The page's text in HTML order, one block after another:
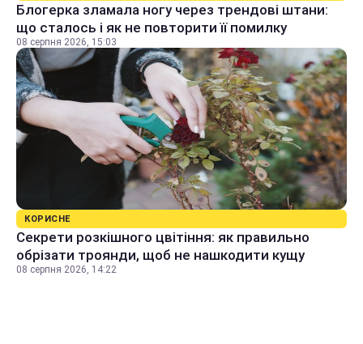
Блогерка зламала ногу через трендові штани:
що сталось і як не повторити її помилку
08 серпня 2026, 15:03
КОРИСНЕ
Секрети розкішного цвітіння: як правильно
обрізати троянди, щоб не нашкодити кущу
08 серпня 2026, 14:22